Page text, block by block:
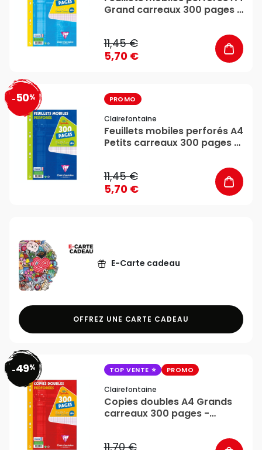
Grand carreaux 300 pages -
11,45 €
5,70 €
-50% PROMO
Clairefontaine
Feuillets mobiles perforés A4
Petits carreaux 300 pages -
11,45 €
5,70 €
E-Carte cadeau
OFFREZ UNE CARTE CADEAU
-49% TOP VENTE PROMO
Clairefontaine
Copies doubles A4 Grands
carreaux 300 pages -
11,70 €